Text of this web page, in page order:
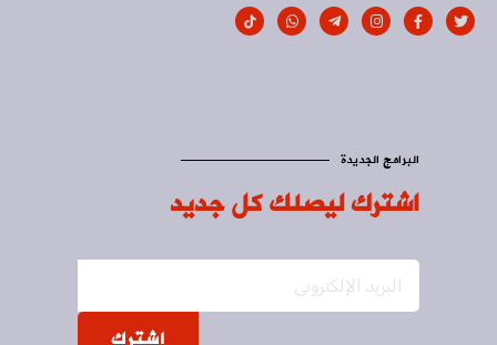
البرامج الجديدة
اشترك ليصلك كل جديد